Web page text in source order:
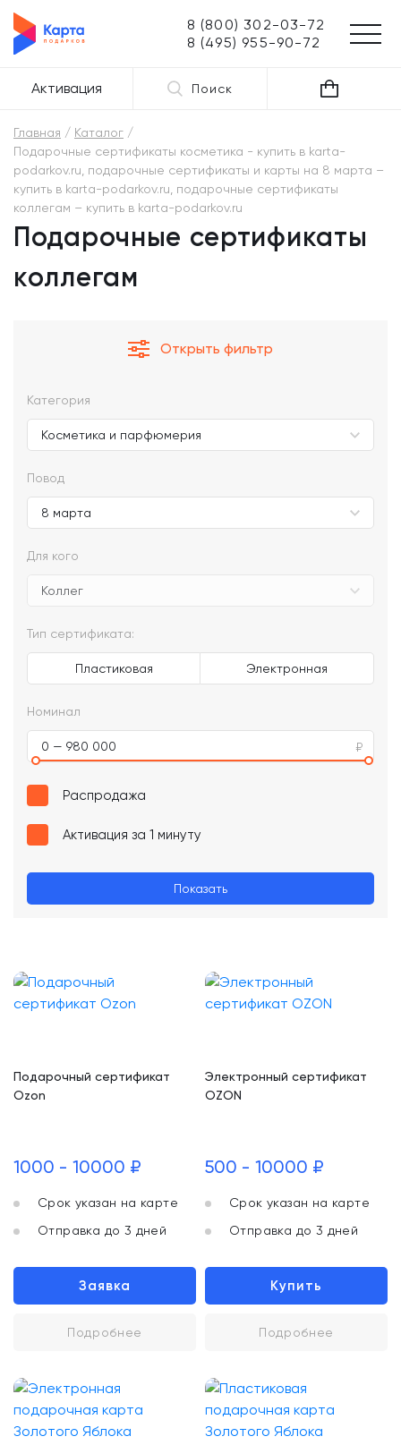
8 (800) 302-03-72
8 (495) 955-90-72
Активация Поиск
Главная
Каталог
Подарочные сертификаты косметика - купить в karta-
podarkov.ru, подарочные сертификаты и карты на 8 марта –
купить в karta-podarkov.ru, подарочные сертификаты
коллегам – купить в karta-podarkov.ru
Подарочные сертификаты
коллегам
Открыть фильтр
Категория
Повод
Для кого
Тип сертификата:
Пластиковая Электронная
Номинал
0 — 980 000
Распродажа
Активация за 1 минуту
Показать
Подарочный сертификат
Ozon
1000 - 10000 ₽
Срок указан на карте
Отправка до 3 дней
Заявка
Подробнее
Электронный сертификат
OZON
500 - 10000 ₽
Срок указан на карте
Отправка до 3 дней
Купить
Подробнее